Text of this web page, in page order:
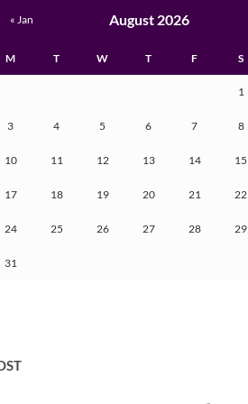
August 2026
M T W T F S
1
3 4 5 6 7 8
10 11 12 13 14 15
17 18 19 20 21 22
24 25 26 27 28 29
31
« Jan